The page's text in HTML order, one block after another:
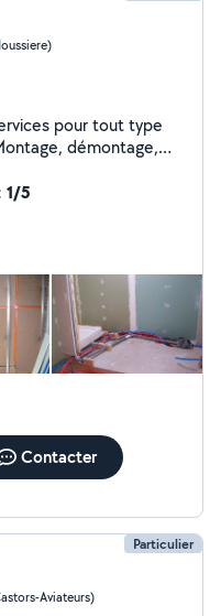
démontage,
... Travaux
- Pose de
ou de radiateurs...
ou
pose de papier
placo, enduisage
- Nettoyage
en fonction de vos
1/5
Contacter
Particulier
Aviateurs)